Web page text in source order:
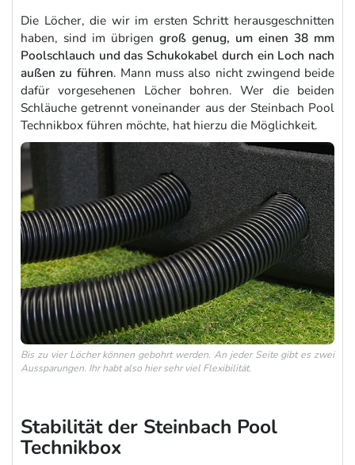
Die Löcher, die wir im ersten Schritt herausgeschnitten
haben, sind im übrigen groß genug, um einen 38 mm
Poolschlauch und das Schukokabel durch ein Loch nach
außen zu führen. Mann muss also nicht zwingend beide
dafür vorgesehenen Löcher bohren. Wer die beiden
Schläuche getrennt voneinander aus der Steinbach Pool
Technikbox führen möchte, hat hierzu die Möglichkeit.
Bis zu vier Löcher können gebohrt werden. An jeder Seite gibt es zwei
Aussparungen. Ihr habt also hier sehr viel Flexibilität.
Stabilität der Steinbach Pool
Technikbox